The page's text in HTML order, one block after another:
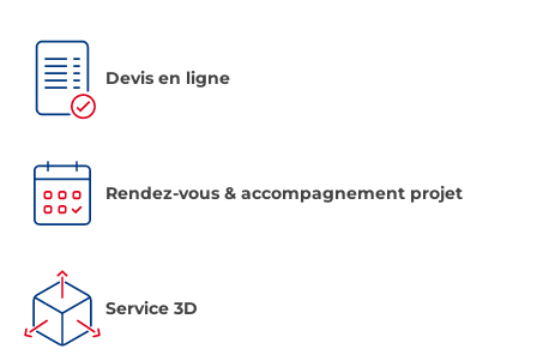
Devis en ligne
Rendez-vous & accompagnement projet
Service 3D